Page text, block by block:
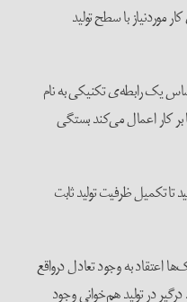
موردنیاز با سطح تولید
یک رابطه‌ی تکنیکی به نام
بر کار اعمال می‌کند بستگی
تکمیل ظرفیت تولید ثابت
به وجود تعادل درواقع
در تولید هم‌خوانی وجود